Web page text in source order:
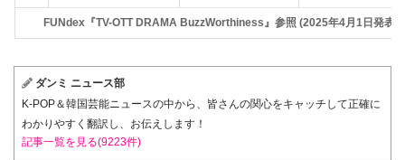
FUNdex『TV-OTT DRAMA BuzzWorthiness』参照 (2025年4月1日発表)
ダンミ ニュース部
K-POP＆韓国芸能ニュースの中から、皆さんの関心をキャッチして正確に
わかりやすく翻訳し、お伝えします！
記事一覧を見る(9223件)